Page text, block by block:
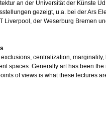
an der Universität der Künste
gezeigt, u.a. bei der Ars
Liverpool, der Weserburg Bremen
centralization, marginality,
spaces. Generally art has been the
of views is what these lectures